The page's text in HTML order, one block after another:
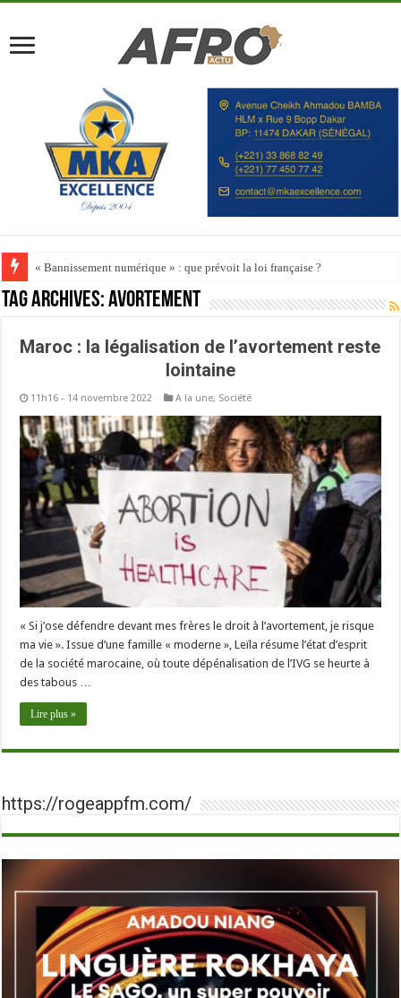
« Bannissement numérique » : que prévoit la loi française ?
Tag Archives:avortement
Maroc : la légalisation de l’avortement reste
lointaine
11h16 - 14 novembre 2022 A la une, Société
« Si j’ose défendre devant mes frères le droit à l’avortement, je risque
ma vie ». Issue d’une famille « moderne », Leïla résume l’état d’esprit
de la société marocaine, où toute dépénalisation de l’IVG se heurte à
des tabous …
Lire plus »
https://rogeappfm.com/